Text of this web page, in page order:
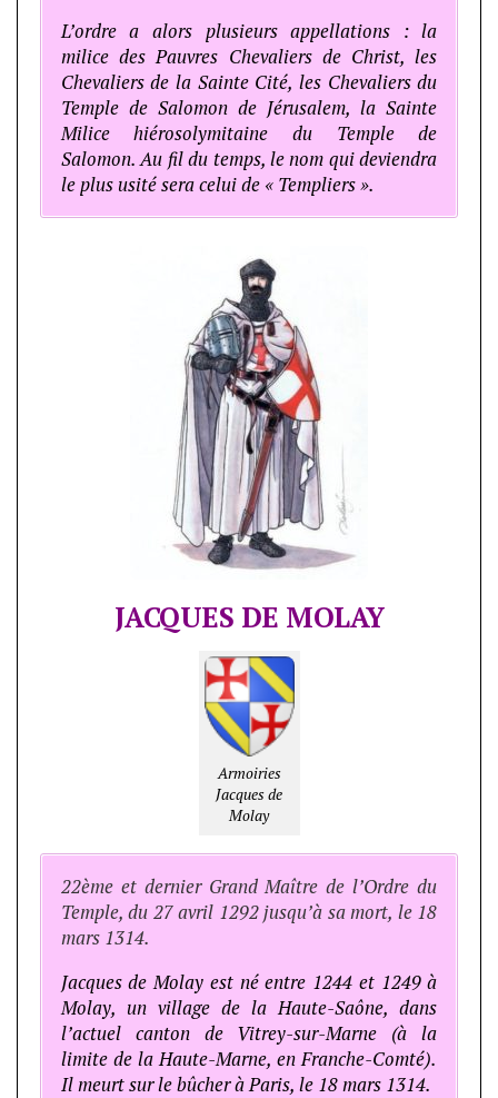
L’ordre a alors plusieurs appellations : la
milice des Pauvres Chevaliers de Christ, les
Chevaliers de la Sainte Cité, les Chevaliers du
Temple de Salomon de Jérusalem, la Sainte
Milice hiérosolymitaine du Temple de
Salomon. Au fil du temps, le nom qui deviendra
le plus usité sera celui de « Templiers ».
JACQUES DE MOLAY
Armoiries
Jacques de
Molay
22ème et dernier Grand Maître de l’Ordre du
Temple, du 27 avril 1292 jusqu’à sa mort, le 18
mars 1314.
Jacques de Molay est né entre 1244 et 1249 à
Molay, un village de la Haute-Saône, dans
l’actuel canton de Vitrey-sur-Marne (à la
limite de la Haute-Marne, en Franche-Comté).
Il meurt sur le bûcher à Paris, le 18 mars 1314.